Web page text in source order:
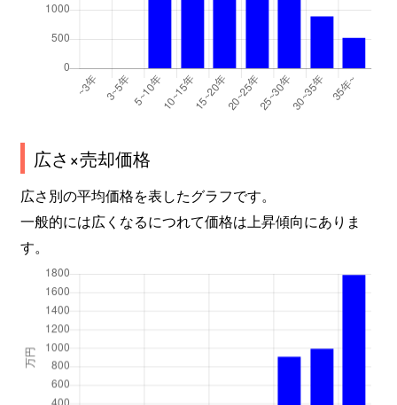
広さ×売却価格
広さ別の平均価格を表したグラフです。
一般的には広くなるにつれて価格は上昇傾向にありま
す。